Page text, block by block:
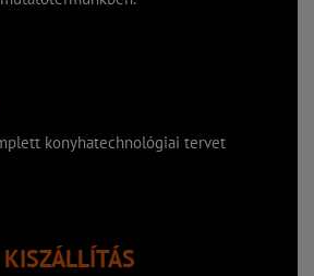
konyhatechnológiai tervet